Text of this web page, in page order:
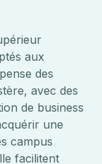
aux
des
avec des
de business
une
campus
facilitent